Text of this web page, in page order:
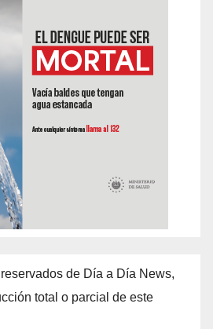
de Día a Día News,
total o parcial de este